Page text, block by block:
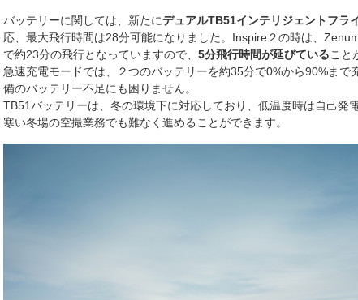
バッテリーに関しては、新たにデュアルTB51インテリジェントフラ
応、最大飛行時間は28分可能になりました。Inspire２の時は、
で約23分の飛行となっていますので、 5分飛行時間が延びていること
急速充電モードでは、２つのバッテリーを約35分で0%から90%まで
備のバッテリー不足にも困りません。
TB51バッテリーは、冬の環境下に対応しており、低温度時は自己発
寒い冬場の空撮業務でも難なく進めることができます。